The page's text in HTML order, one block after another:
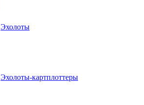
Эхолоты
Эхолоты-картплоттеры